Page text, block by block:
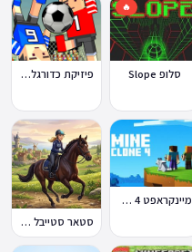
🔥
סלופ Slope פיזיקת כדורגל Soccer Physics
מיינקראפט 4 קלון
סטאר סטייבל Star Stable Online